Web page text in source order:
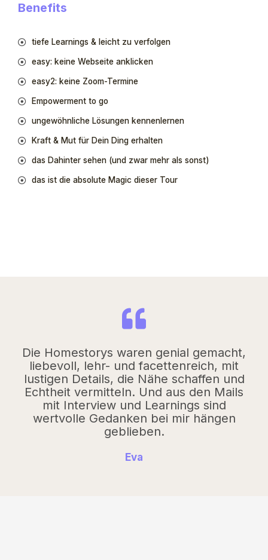
Benefits
tiefe Learnings & leicht zu verfolgen
easy: keine Webseite anklicken
easy2: keine Zoom-Termine
Empowerment to go
ungewöhnliche Lösungen kennenlernen
Kraft & Mut für Dein Ding erhalten
das Dahinter sehen (und zwar mehr als sonst)
das ist die absolute Magic dieser Tour
Die Homestorys waren genial gemacht,
liebevoll, lehr- und facettenreich, mit
lustigen Details, die Nähe schaffen und
Echtheit vermitteln. Und aus den Mails
mit Interview und Learnings sind
wertvolle Gedanken bei mir hängen
geblieben.
Eva